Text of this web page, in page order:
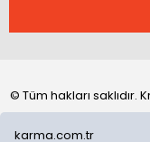
karma.com.tr
© Tüm hakları saklıdır.